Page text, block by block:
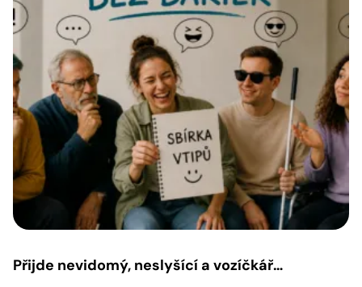
Přijde nevidomý, neslyšící a vozíčkář…